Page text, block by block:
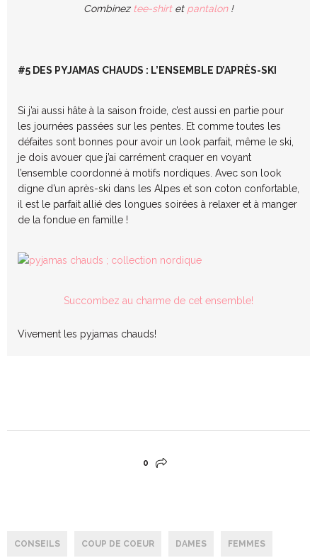
Combineztee-shirtet pantalon!
#5 DES PYJAMAS CHAUDS : L’ENSEMBLE D’APRÈS-SKI
Si j’ai aussi hâte à la saison froide, c’est aussi en partie pour
les journées passées sur les pentes. Et comme toutes les
défaites sont bonnes pour avoir un look parfait, même le ski,
je dois avouer que j’ai carrément craquer en voyant
l’ensemble coordonné à motifs nordiques. Avec son look
digne d’un après-ski dans les Alpes et son coton confortable,
il est le parfait allié des longues soirées à relaxer et à manger
de la fondue en famille !
Succombez au charme de cet ensemble!
Vivement les pyjamas chauds!
0
CONSEILS COUP DE COEUR DAMES FEMMES